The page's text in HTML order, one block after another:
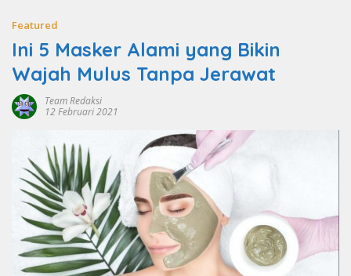
Featured
Ini 5 Masker Alami yang Bikin
Wajah Mulus Tanpa Jerawat
Team Redaksi
12 Februari 2021